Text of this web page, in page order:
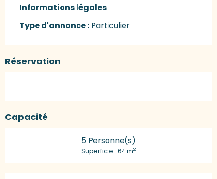
Informations légales
Informations légales
Type d'annonce : Particulier
Réservation
Capacité
5 Personne(s)
Superficie : 64 m2